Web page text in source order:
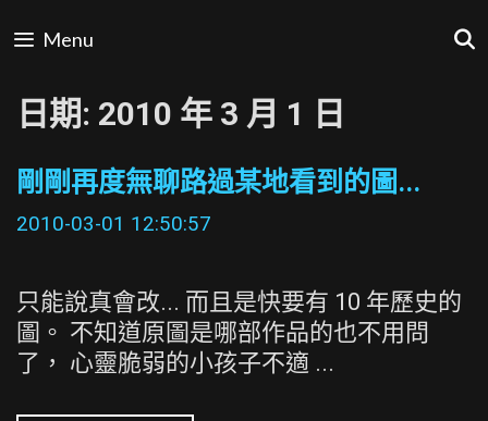
to
Menu
日期: 2010 年 3 月 1 日
剛剛再度無聊路過某地看到的圖...
2010-03-01 12:50:57
只能說真會改... 而且是快要有 10 年歷史的
圖。 不知道原圖是哪部作品的也不用問
了， 心靈脆弱的小孩子不適 ...